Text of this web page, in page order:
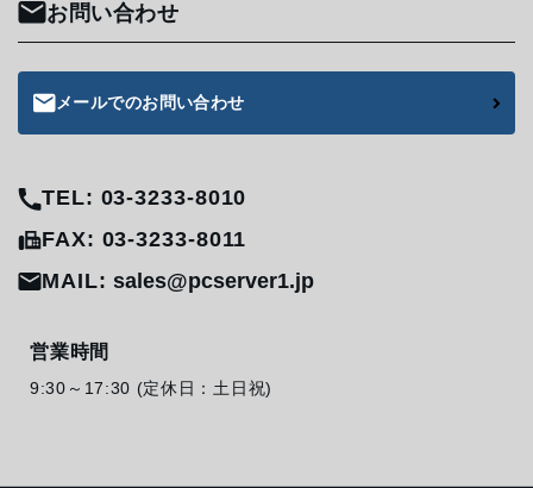
お問い合わせ
メールでのお問い合わせ
TEL: 03-3233-8010
FAX: 03-3233-8011
MAIL:sales@pcserver1.jp
営業時間
9:30～17:30 (定休日：土日祝)